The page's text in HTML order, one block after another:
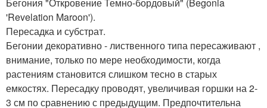
'Revelation Maroon').
Пересадка и субстрат.
Бегонии декоративно - лиственного типа пересаживают ,
внимание, только по мере необходимости, когда
растениям становится слишком тесно в старых
емкостях. Пересадку проводят, увеличивая горшки на 2-
3 см по сравнению с предыдущим. Предпочтительна